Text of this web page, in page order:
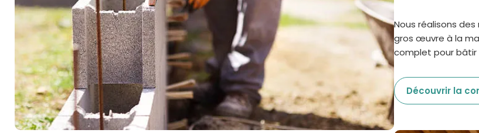
Nous réalisons
gros œuvre à la
complet pour bâtir
Découvrir la